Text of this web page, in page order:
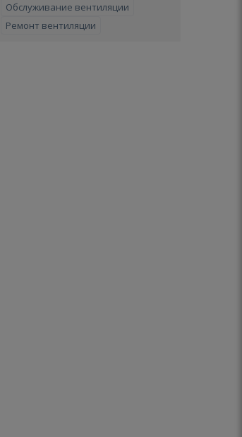
Обслуживание вентиляции
Ремонт вентиляции